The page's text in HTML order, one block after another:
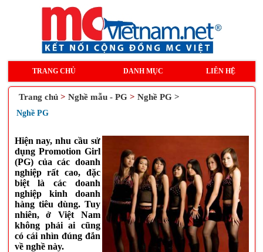
TRANG CHỦ DANH MỤC LIÊN HỆ
Trang chủ > Nghề mẫu - PG> Nghề PG >
Nghề PG
Hiện nay, nhu cầu sử
dụng Promotion Girl
(PG) của các doanh
nghiệp rất cao, đặc
biệt là các doanh
nghiệp kinh doanh
hàng tiêu dùng. Tuy
nhiên, ở Việt Nam
không phải ai cũng
có cái nhìn đúng đắn
về nghề này.